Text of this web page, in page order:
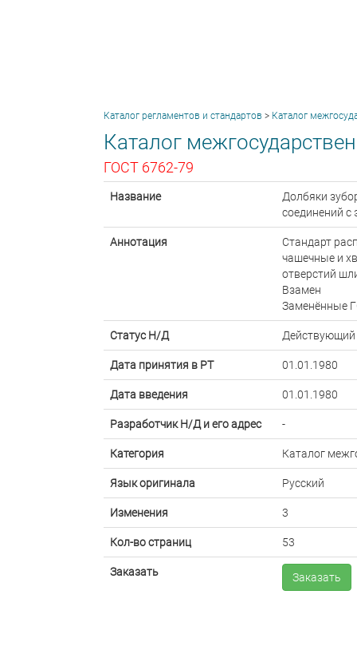
Каталог регламентов и стандартов > Каталог
Каталог
ГОСТ 6762-79
Название
Долбяки
соединений с
Аннотация
Стандарт
чашечные и
отверстий
Взамен
Заменённые
Статус Н/Д Действующий
Дата принятия в РТ 01.01.1980
Дата введения 01.01.1980
Разработчик Н/Д и его адрес -
Категория Каталог
Язык оригинала Русский
Изменения 3
Кол-во страниц 53
Заказать Заказать